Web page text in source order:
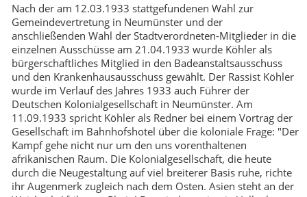
Nach der am 12.03.1933 stattgefundenen Wahl zur
Gemeindevertretung in Neumünster und der
anschließenden Wahl der Stadtverordneten-Mitglieder in die
einzelnen Ausschüsse am 21.04.1933 wurde Köhler als
bürgerschaftliches Mitglied in den Badeanstaltsausschuss
und den Krankenhausausschuss gewählt. Der Rassist Köhler
wurde im Verlauf des Jahres 1933 auch Führer der
Deutschen Kolonialgesellschaft in Neumünster. Am
11.09.1933 spricht Köhler als Redner bei einem Vortrag der
Gesellschaft im Bahnhofshotel über die koloniale Frage: "Der
Kampf gehe nicht nur um den uns vorenthaltenen
afrikanischen Raum. Die Kolonialgesellschaft, die heute
durch die Neugestaltung auf viel breiterer Basis ruhe, richte
ihr Augenmerk zugleich nach dem Osten. Asien steht an der